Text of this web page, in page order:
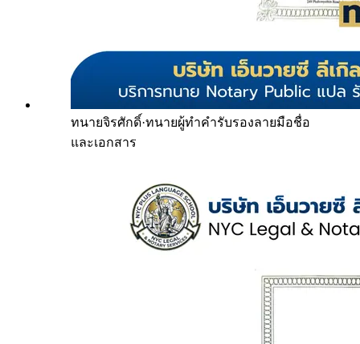
ทนายจิรศักดิ์·ทนายผู้ทำคำรับรองลายมือชื่อ
และเอกสาร